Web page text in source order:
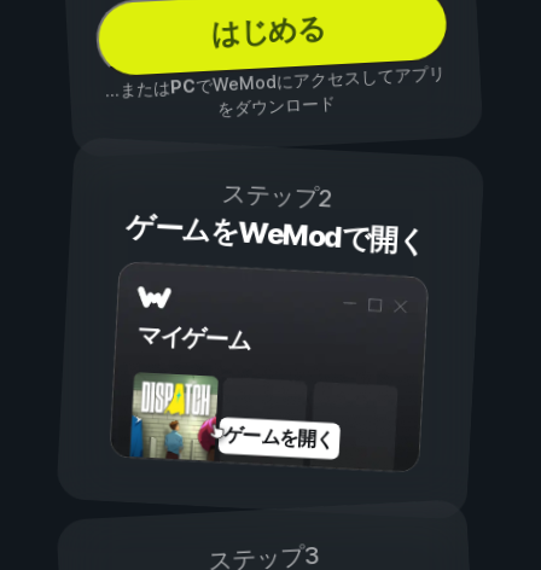
はじめる
...またはPCでWeModにアクセスしてアプリ
をダウンロード
ステップ2
ゲームをWeModで開く
マイゲーム
ゲームを開く
ステップ3